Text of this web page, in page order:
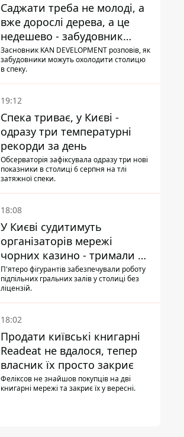
Саджати треба не молоді, а
вже дорослі дерева, а це
недешево - забудовник
Ніконов
Засновник KAN DEVELOPMENT розповів, як
забудовники можуть охолодити столицю
в спеку.
19:12
Спека триває, у Києві -
одразу три температурні
рекорди за день
Обсерваторія зафіксувала одразу три нові
показники в столиці 6 серпня на тлі
затяжної спеки.
18:08
У Києві судитимуть
організаторів мережі
чорних казино - тримали 39
закладів
П'ятеро фігурантів забезпечували роботу
підпільних гральних залів у столиці без
ліцензій.
18:02
Продати київські книгарні
Readeat не вдалося, тепер
власник їх просто закриє
Феліксов не знайшов покупців на дві
книгарні мережі та закриє їх у вересні.